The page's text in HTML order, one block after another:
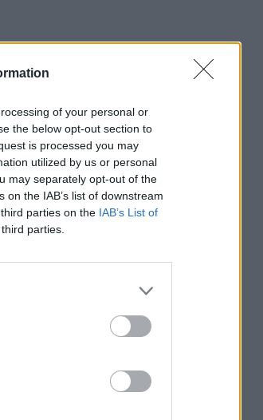
of your personal or
the below opt-out section to
is processed you may
utilized by us or personal
may separately opt-out of the
the IAB’s list of downstream
parties on the IAB’s List of
parties.